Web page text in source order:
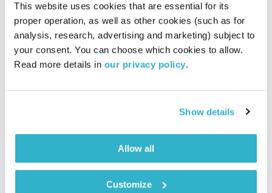
This website uses cookies that are essential for its
proper operation, as well as other cookies (such as for
analysis, research, advertising and marketing) subject to
your consent. You can choose which cookies to allow.
Read more details in our privacy policy.
Show details
Allow all
Customize
כל יום מחדש – 11.10.21
כל יום מחדש
אמיר פרי
שעה של מוזיקה מעולה להתעורר איתה, בעריכת ובהגשת אמיר פרי
אודיו